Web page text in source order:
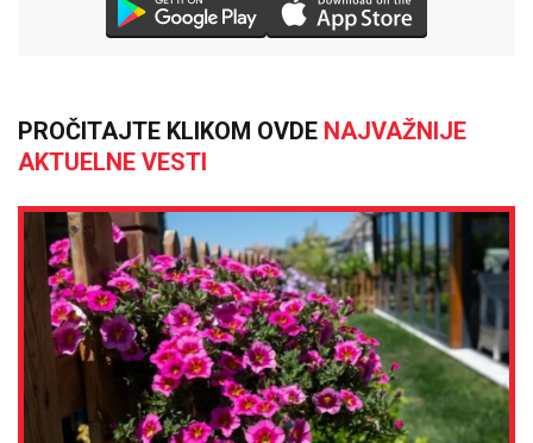
PROČITAJTE KLIKOM OVDE NAJVAŽNIJE
AKTUELNE VESTI